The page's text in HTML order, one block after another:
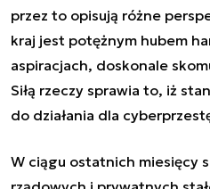
przez to opisują różne
kraj jest potężnym hubem
aspiracjach, doskonale
Siłą rzeczy sprawia to, iż
do działania dla
W ciągu ostatnich miesięcy